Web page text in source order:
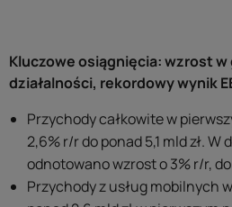
Kluczowe osiągnięcia: wzrost
działalności, rekordowy wynik
Przychody całkowite w
2,6% r/r do ponad 5,1 mld zł.
odnotowano wzrost o 3% r/r,
Przychody z usług mobilnych